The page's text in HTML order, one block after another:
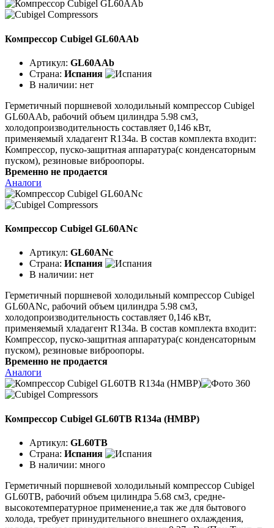
Компрессор Cubigel GL60AAb
Артикул: GL60AAb
Страна: Испания
В наличии: нет
Герметичный поршневой холодильный компрессор Cubigel
GL60AAb, рабочий объем цилиндра 5.98 см3,
холодопроизводительность составляет 0,146 кВт,
применяемый хладагент R134a. В состав комплекта входит:
Компрессор, пуско-защитная аппаратура(с конденсаторным
пуском), резиновые виброопоры.
Временно не продается
Аналоги
Компрессор Cubigel GL60ANc
Артикул: GL60ANc
Страна: Испания
В наличии: нет
Герметичный поршневой холодильный компрессор Cubigel
GL60ANc, рабочий объем цилиндра 5.98 см3,
холодопроизводительность составляет 0,146 кВт,
применяемый хладагент R134a. В состав комплекта входит:
Компрессор, пуско-защитная аппаратура(с конденсаторным
пуском), резиновые виброопоры.
Временно не продается
Аналоги
Компрессор Cubigel GL60TB R134a (HMBP)
Артикул: GL60TB
Страна: Испания
В наличии: много
Герметичный поршневой холодильный компрессор Cubigel
GL60TB, рабочий объем цилиндра 5.68 см3, средне-
высокотемпературное применение,а так же для бытового
холода, требует принудительного внешнего охлаждения,